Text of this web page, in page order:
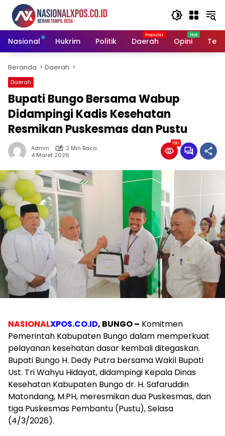
Langsung
konten
Nasional
Hukrim Politik Daerah Opini
Beranda Daerah
Daerah
Bupati Bungo Bersama Wabup
Didampingi Kadis Kesehatan
Resmikan Puskesmas dan Pustu
Admin
2 Min Baca
4 Maret 2026
180
NASIONALXPOS.CO.ID, BUNGO – Komitmen
Pemerintah Kabupaten Bungo dalam memperkuat
pelayanan kesehatan dasar kembali ditegaskan.
Bupati Bungo H. Dedy Putra bersama Wakil Bupati
Ust. Tri Wahyu Hidayat, didampingi Kepala Dinas
Kesehatan Kabupaten Bungo dr. H. Safaruddin
Matondang, M.PH, meresmikan dua Puskesmas, dan
tiga Puskesmas Pembantu (Pustu), Selasa
(4/3/2026).